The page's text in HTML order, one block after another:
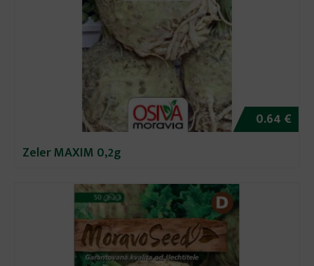
0.64 €
Zeler MAXIM 0,2g